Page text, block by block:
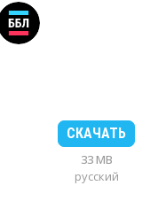
СКАЧАТЬ
33 MB
русский